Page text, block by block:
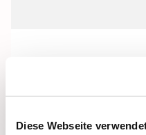
Diese Webseite
… für Senioren und
entdecken, sie